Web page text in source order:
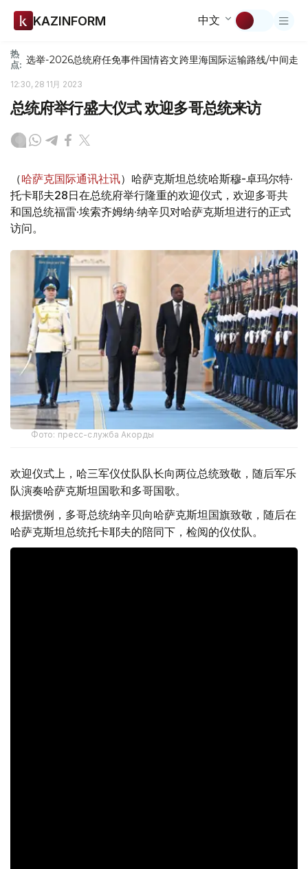
KAZINFORM 中文
热
点: 选举-2026总统府任免事件国情咨文跨里海国际运输路线/中间走廊
12:30, 28 11月 2023
总统府举行盛大仪式 欢迎多哥总统来访
（哈萨克国际通讯社讯）哈萨克斯坦总统哈斯穆-卓玛尔特·
托卡耶夫28日在总统府举行隆重的欢迎仪式，欢迎多哥共
和国总统福雷·埃索齐姆纳·纳辛贝对哈萨克斯坦进行的正式
访问。
Фото: пресс-служба Акорды
欢迎仪式上，哈三军仪仗队队长向两位总统致敬，随后军乐
队演奏哈萨克斯坦国歌和多哥国歌。
根据惯例，多哥总统纳辛贝向哈萨克斯坦国旗致敬，随后在
哈萨克斯坦总统托卡耶夫的陪同下，检阅的仪仗队。